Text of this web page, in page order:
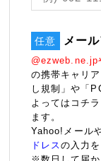
任意 メー
の携帯キャリ
し規制」や「
よってはコチ
ます。
Yahoo!メール
ドレスの入力